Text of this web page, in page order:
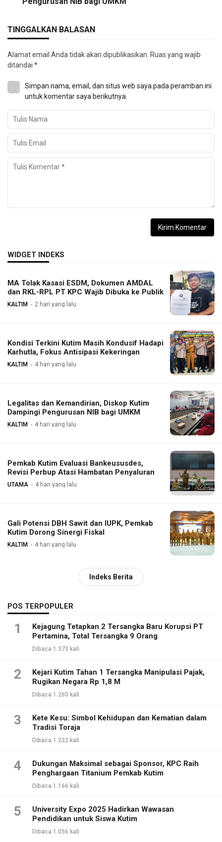
TINGGALKAN BALASAN
Alamat email Anda tidak akan dipublikasikan. Ruas yang wajib
ditandai *
Simpan nama, email, dan situs web saya pada peramban ini
untuk komentar saya berikutnya.
WIDGET INDEKS
MA Tolak Kasasi ESDM, Dokumen AMDAL
dan RKL-RPL PT KPC Wajib Dibuka ke Publik
KALTIM 2 hari yang lalu
Kondisi Terkini Kutim Masih Kondusif Hadapi
Karhutla, Fokus Antisipasi Kekeringan
KALTIM 4 hari yang lalu
Legalitas dan Kemandirian, Diskop Kutim
Dampingi Pengurusan NIB bagi UMKM
KALTIM 4 hari yang lalu
Pemkab Kutim Evaluasi Bankeususdes,
Revisi Perbup Atasi Hambatan Penyaluran
UTAMA 4 hari yang lalu
Gali Potensi DBH Sawit dan IUPK, Pemkab
Kutim Dorong Sinergi Fiskal
KALTIM 4 hari yang lalu
Indeks Berita
POS TERPOPULER
1
Kejagung Tetapkan 2 Tersangka Baru Korupsi PT
Pertamina, Total Tersangka 9 Orang
Dibaca 1.373 kali
2
Kejari Kutim Tahan 1 Tersangka Manipulasi Pajak,
Rugikan Negara Rp 1,8 M
Dibaca 1.260 kali
3
Kete Kesu: Simbol Kehidupan dan Kematian dalam
Tradisi Toraja
Dibaca 1.232 kali
4
Dukungan Maksimal sebagai Sponsor, KPC Raih
Penghargaan Titanium Pemkab Kutim
Dibaca 1.166 kali
5
University Expo 2025 Hadirkan Wawasan
Pendidikan untuk Siswa Kutim
Dibaca 1.056 kali